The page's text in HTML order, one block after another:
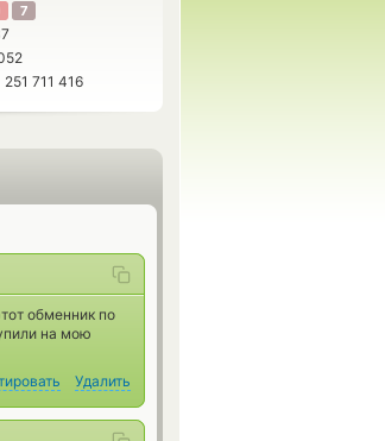
7
251 711 416
обменник по
на мою
Удалить